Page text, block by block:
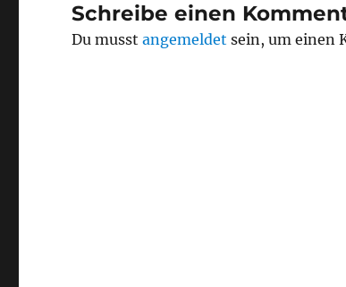
Schreibe einen
Du musstangemeldet sein, um einen